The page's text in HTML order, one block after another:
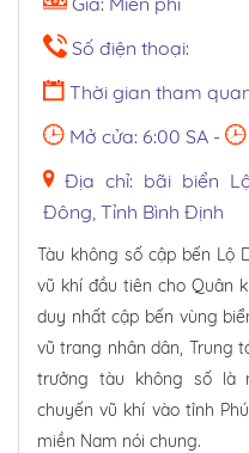
Số điện thoại:
Thời gian tham
Mở cửa: 6:00 SA -
Địa chỉ: bãi biển
Đông, Tỉnh Bình Định
Tàu không số cập bến Lộ
vũ khí đầu tiên cho Quân
duy nhất cập bến vùng
vũ trang nhân dân, Trung
trưởng tàu không số là
chuyến vũ khí vào tỉnh
miền Nam nói chung.